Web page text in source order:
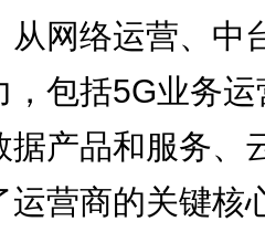
从网络运营、中
，包括5G业务
据产品和服务、
运营商的关键核